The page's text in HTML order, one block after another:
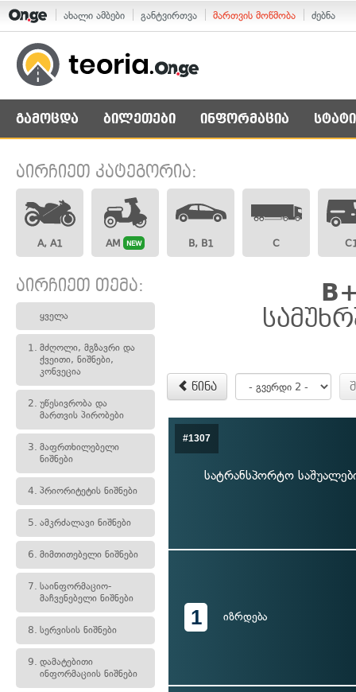
ახალი ამბები განტვირთვა მართვის მოწმობა ძებნა
გამოცდა ბილეთები ინფორმაცია
აირჩიეთ კატეგორია:
A, A1 AM NEW B, B1 C
აირჩიეთ თემა:
ყველა
1. მძღოლი, მგზავრი და
ქვეითი, ნიშნები,
კონვეცია
2. უწესივრობა და
მართვის პირობები
3. მაფრთხილებელი
ნიშნები
4. პრიორიტეტის ნიშნები
5. ამკრძალავი ნიშნები
6. მიმთითებელი ნიშნები
7. საინფორმაციო-
მაჩვენებელი ნიშნები
8. სერვისის ნიშნები
9. დამატებითი
ინფორმაციის ნიშნები
წინა
#1307
სატრანსპორტო
1 იზრდება